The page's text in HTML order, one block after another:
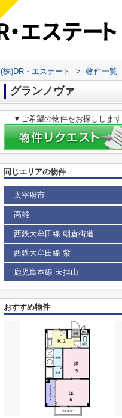
(株)DR・エステート > 物件一覧
グランノヴァ
▼ご希望の物件をお探しします
同じエリアの物件
太宰府市
高雄
西鉄大牟田線 朝倉街道
西鉄大牟田線 紫
鹿児島本線 天拝山
おすすめ物件